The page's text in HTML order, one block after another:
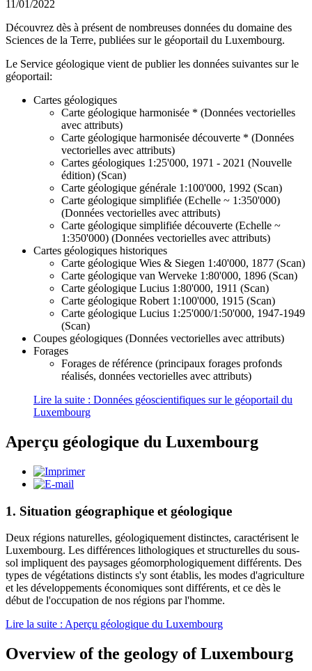
11/01/2022
Découvrez dès à présent de nombreuses données du domaine des
Sciences de la Terre, publiées sur le géoportail du Luxembourg.
Le Service géologique vient de publier les données suivantes sur le
géoportail:
Cartes géologiques
Carte géologique harmonisée * (Données vectorielles
avec attributs)
Carte géologique harmonisée découverte * (Données
vectorielles avec attributs)
Cartes géologiques 1:25'000, 1971 - 2021 (Nouvelle
édition) (Scan)
Carte géologique générale 1:100'000, 1992 (Scan)
Carte géologique simplifiée (Echelle ~ 1:350'000)
(Données vectorielles avec attributs)
Carte géologique simplifiée découverte (Echelle ~
1:350'000) (Données vectorielles avec attributs)
Cartes géologiques historiques
Carte géologique Wies & Siegen 1:40'000, 1877 (Scan)
Carte géologique van Werveke 1:80'000, 1896 (Scan)
Carte géologique Lucius 1:80'000, 1911 (Scan)
Carte géologique Robert 1:100'000, 1915 (Scan)
Carte géologique Lucius 1:25'000/1:50'000, 1947-1949
(Scan)
Coupes géologiques (Données vectorielles avec attributs)
Forages
Forages de référence (principaux forages profonds
réalisés, données vectorielles avec attributs)
Lire la suite : Données géoscientifiques sur le géoportail du
Luxembourg
Aperçu géologique du Luxembourg
1. Situation géographique et géologique
Deux régions naturelles, géologiquement distinctes, caractérisent le
Luxembourg. Les différences lithologiques et structurelles du sous-
sol impliquent des paysages géomorphologiquement différents. Des
types de végétations distincts s'y sont établis, les modes d'agriculture
et les développements économiques sont différents, et ce dès le
début de l'occupation de nos régions par l'homme.
Lire la suite : Aperçu géologique du Luxembourg
Overview of the geology of Luxembourg